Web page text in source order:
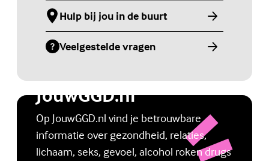
Hulp bij jou in de buurt
(Externe link)
Veelgestelde vragen
(Externe link)
Jongerenwebsite
JouwGGD.nl
Op JouwGGD.nl vind je betrouwbare
informatie over gezondheid, relaties,
lichaam, seks, gevoel, alcohol roken drugs